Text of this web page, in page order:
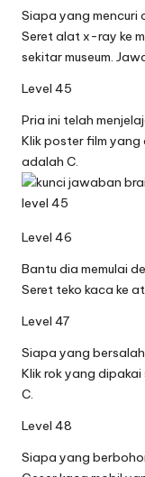
Siapa yang mencuri
Seret alat x-ray ke
sekitar museum.
Level 45
Pria ini telah
Klik poster film
adalah C.
Level 46
Bantu dia memulai
Seret teko kaca ke
Level 47
Siapa yang
Klik rok yang
C.
Level 48
Siapa yang